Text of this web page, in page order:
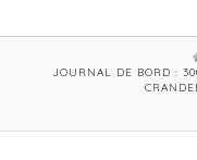
JOURNAL DE BORD :